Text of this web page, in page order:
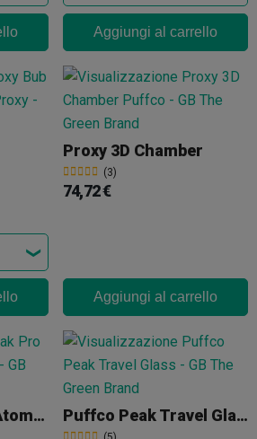
Aggiungi al carrello
Proxy 3D Chamber
(3)
74,72 €
Aggiungi al carrello
Puffco Peak Pro Atomizer Puffco Peak Travel Glass